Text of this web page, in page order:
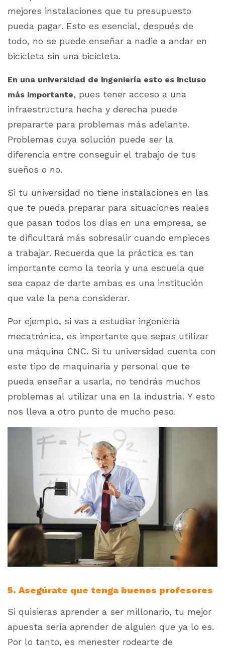
mejores instalaciones que tu presupuesto
pueda pagar. Esto es esencial, después de
todo, no se puede enseñar a nadie a andar en
bicicleta sin una bicicleta.
En una universidad de ingeniería esto es incluso
más importante, pues tener acceso a una
infraestructura hecha y derecha puede
prepararte para problemas más adelante.
Problemas cuya solución puede ser la
diferencia entre conseguir el trabajo de tus
sueños o no.
Si tu universidad no tiene instalaciones en las
que te pueda preparar para situaciones reales
que pasan todos los días en una empresa, se
te dificultará más sobresalir cuando empieces
a trabajar. Recuerda que la práctica es tan
importante como la teoría y una escuela que
sea capaz de darte ambas es una institución
que vale la pena considerar.
Por ejemplo, si vas a estudiar ingeniería
mecatrónica, es importante que sepas utilizar
una máquina CNC. Si tu universidad cuenta con
este tipo de maquinaria y personal que te
pueda enseñar a usarla, no tendrás muchos
problemas al utilizar una en la industria. Y esto
nos lleva a otro punto de mucho peso.
5. Asegúrate que tenga buenos profesores
Si quisieras aprender a ser millonario, tu mejor
apuesta sería aprender de alguien que ya lo es.
Por lo tanto, es menester rodearte de